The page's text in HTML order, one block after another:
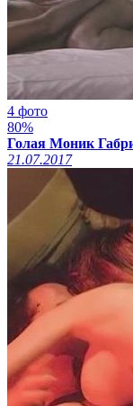
4 фото
80%
Голая Моник
21.07.2017